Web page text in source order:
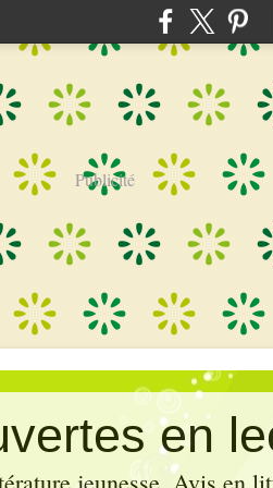
Publicité
en